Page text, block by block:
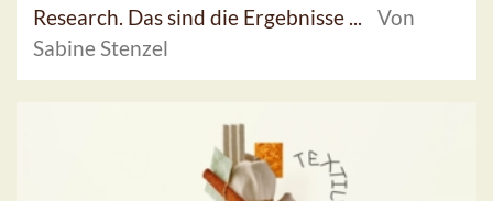
Research. Das sind die Ergebnisse ...
Von
Sabine Stenzel